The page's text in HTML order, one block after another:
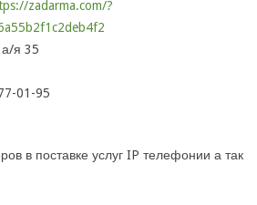
zadarma.com/?
а/я 35
01-95
в поставке услуг IP телефонии а так